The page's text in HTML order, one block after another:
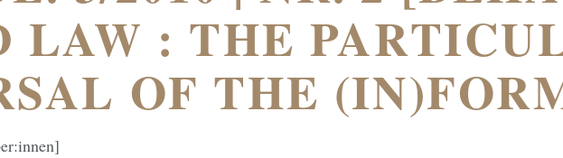
LAW : THE
OF THE